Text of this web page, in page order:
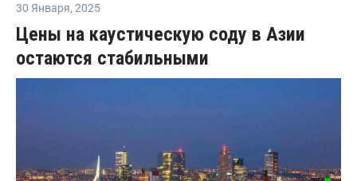
30 Января, 2025
Цены на каустическую соду в Азии
остаются стабильными